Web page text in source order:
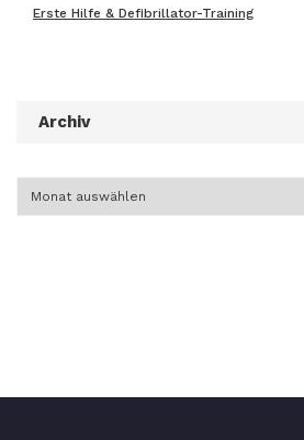
Erste Hilfe & Defibrillator-Training
Archiv